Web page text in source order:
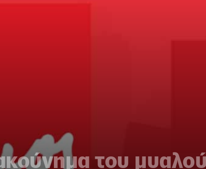
του